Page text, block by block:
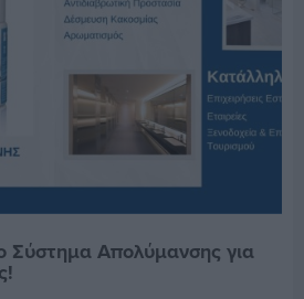
Σύστημα Απολύμανσης για